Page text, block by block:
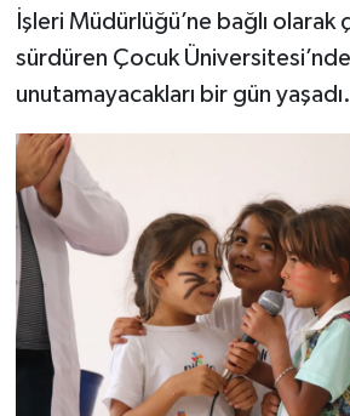
İşleri Müdürlüğü’ne bağlı olarak
sürdüren Çocuk Üniversitesi’nde
unutamayacakları bir gün yaşadı.